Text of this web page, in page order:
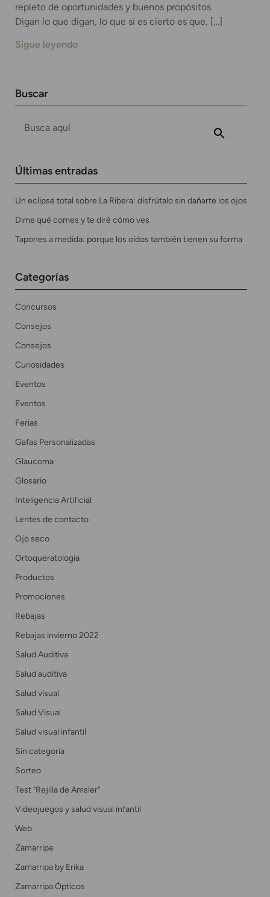
repleto de oportunidades y buenos propósitos.
Digan lo que digan, lo que sí es cierto es que, […]
Sigue leyendo
Buscar
Últimas entradas
Un eclipse total sobre La Ribera: disfrútalo sin dañarte los ojos
Dime qué comes y te diré cómo ves
Tapones a medida: porque los oídos también tienen su forma
Categorías
Concursos
Consejos
Consejos
Curiosidades
Eventos
Eventos
Ferias
Gafas Personalizadas
Glaucoma
Glosario
Inteligencia Artificial
Lentes de contacto
Ojo seco
Ortoqueratología
Productos
Promociones
Rebajas
Rebajas invierno 2022
Salud Auditiva
Salud auditiva
Salud visual
Salud Visual
Salud visual infantil
Sin categoría
Sorteo
Test "Rejilla de Amsler"
Videojuegos y salud visual infantil
Web
Zamarripa
Zamarripa by Erika
Zamarripa Ópticos